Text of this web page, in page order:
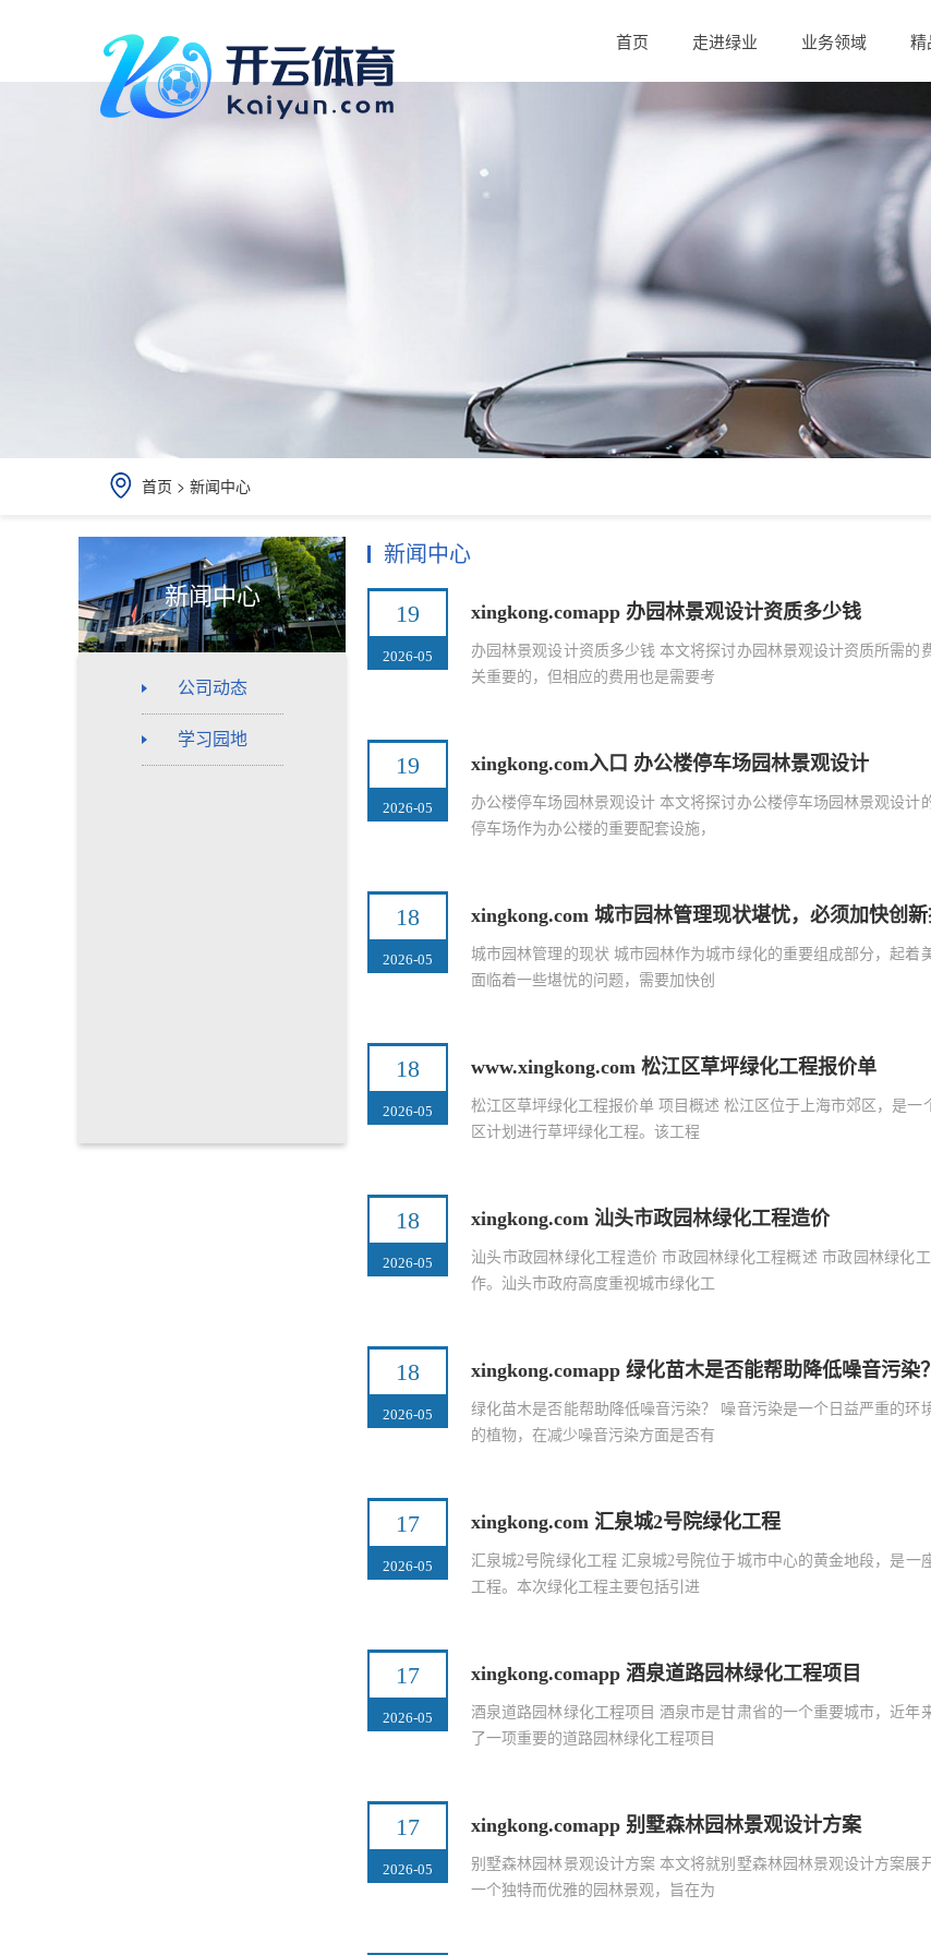
首页 走进绿业 业务领域 精
首页 >新闻中心
新闻中心
公司动态
学习园地
新闻中心
19
2026-05
xingkong.comapp 办园林景观设计资质多少钱
办园林景观设计资质多少钱 本文将探讨办园林景观设计资质所需
关重要的，但相应的费用也是需要考
19
2026-05
xingkong.com入口 办公楼停车场园林景观设计
办公楼停车场园林景观设计 本文将探讨办公楼停车场园林景观设计
停车场作为办公楼的重要配套设施，
18
2026-05
xingkong.com 城市园林管理现状堪忧，必须加快创新
城市园林管理的现状 城市园林作为城市绿化的重要组成部分，起
面临着一些堪忧的问题，需要加快创
18
2026-05
www.xingkong.com 松江区草坪绿化工程报价单
松江区草坪绿化工程报价单 项目概述 松江区位于上海市郊区，是
区计划进行草坪绿化工程。该工程
18
2026-05
xingkong.com 汕头市政园林绿化工程造价
汕头市政园林绿化工程造价 市政园林绿化工程概述 市政园林绿化
作。汕头市政府高度重视城市绿化工
18
2026-05
xingkong.comapp 绿化苗木是否能帮助降低噪音污染？
绿化苗木是否能帮助降低噪音污染？ 噪音污染是一个日益严重的
的植物，在减少噪音污染方面是否有
17
2026-05
xingkong.com 汇泉城2号院绿化工程
汇泉城2号院绿化工程 汇泉城2号院位于城市中心的黄金地段，是
工程。本次绿化工程主要包括引进
17
2026-05
xingkong.comapp 酒泉道路园林绿化工程项目
酒泉道路园林绿化工程项目 酒泉市是甘肃省的一个重要城市，近
了一项重要的道路园林绿化工程项目
17
2026-05
xingkong.comapp 别墅森林园林景观设计方案
别墅森林园林景观设计方案 本文将就别墅森林园林景观设计方案
一个独特而优雅的园林景观，旨在为